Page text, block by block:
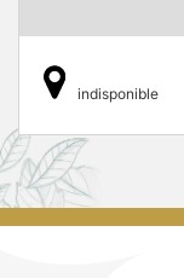
indisponible